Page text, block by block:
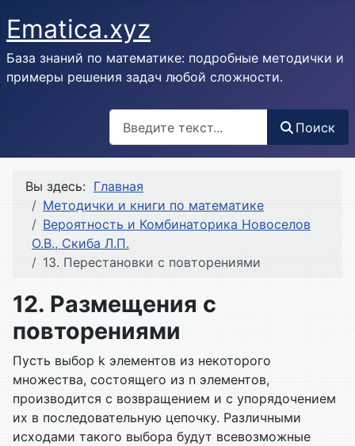
Ematica.xyz
База знаний по математике: подробные методички и
примеры решения задач любой сложности.
Поиск
Вы здесь: Главная
Методички и книги по математике
Вероятность и Комбинаторика Новоселов
О.В., Скиба Л.П.
13. Перестановки с повторениями
12. Размещения с
повторениями
Пусть выбор k элементов из некоторого
множества, состоящего из n элементов,
производится с возвращением и с упорядочением
их в последовательную цепочку. Различными
исходами такого выбора будут всевозможные